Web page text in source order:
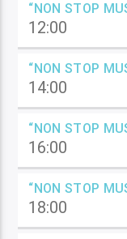
“NON STOP
12:00
“NON STOP
14:00
“NON STOP
16:00
“NON STOP
18:00